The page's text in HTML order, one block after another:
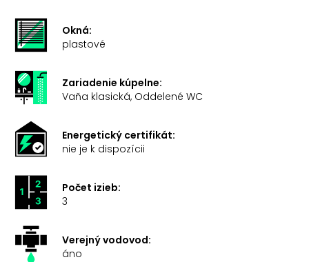
Okná:
plastové
Zariadenie kúpelne:
Vaňa klasická, Oddelené WC
Energetický certifikát:
nie je k dispozícii
Počet izieb:
3
Verejný vodovod:
áno